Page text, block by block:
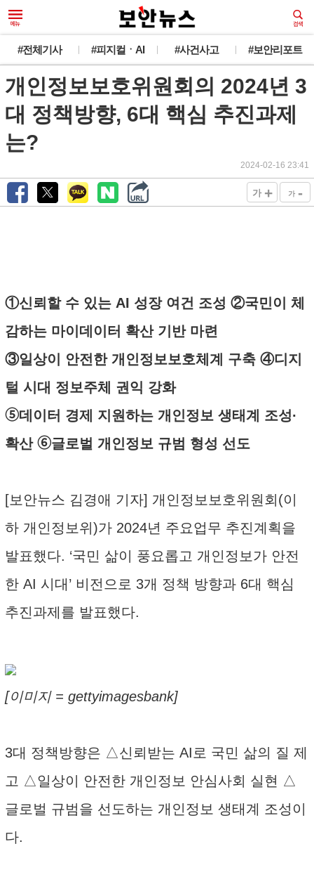
#전체기사 #피지컬ㆍAI #사건사고 #보안리포트
개인정보보호위원회의 2024년 3
대 정책방향, 6대 핵심 추진과제
는?
2024-02-16 23:41
가 + 가 -
①신뢰할 수 있는 AI 성장 여건 조성 ②국민이 체
감하는 마이데이터 확산 기반 마련
③일상이 안전한 개인정보보호체계 구축 ④디지
털 시대 정보주체 권익 강화
➄데이터 경제 지원하는 개인정보 생태계 조성·
확산 ➅글로벌 개인정보 규범 형성 선도
[보안뉴스 김경애 기자] 개인정보보호위원회(이
하 개인정보위)가 2024년 주요업무 추진계획을
발표했다. ‘국민 삶이 풍요롭고 개인정보가 안전
한 AI 시대’ 비전으로 3개 정책 방향과 6대 핵심
추진과제를 발표했다.
[이미지 = gettyimagesbank]
3대 정책방향은 △신뢰받는 AI로 국민 삶의 질 제
고 △일상이 안전한 개인정보 안심사회 실현 △
글로벌 규범을 선도하는 개인정보 생태계 조성이
다.